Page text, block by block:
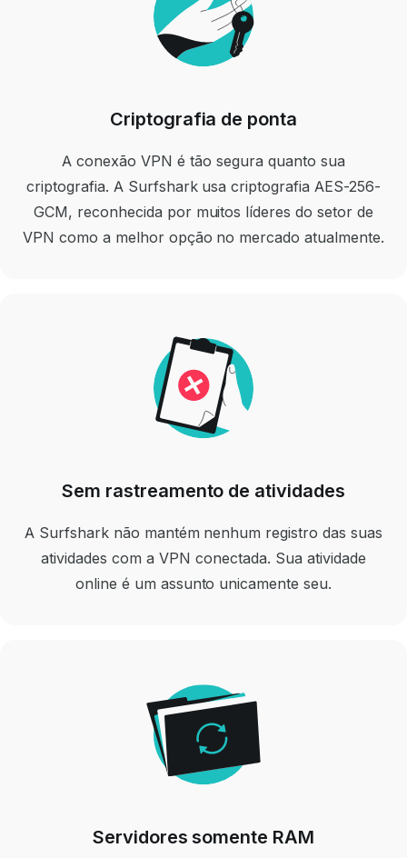
Criptografia de ponta
A conexão VPN é tão segura quanto sua
criptografia. A Surfshark usa criptografia AES-256-
GCM, reconhecida por muitos líderes do setor de
VPN como a melhor opção no mercado atualmente.
Sem rastreamento de atividades
A Surfshark não mantém nenhum registro das suas
atividades com a VPN conectada. Sua atividade
online é um assunto unicamente seu.
Servidores somente RAM